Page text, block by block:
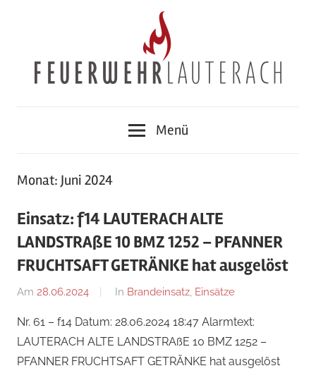
Lauterach
Menü
Monat: Juni 2024
Einsatz: f14 LAUTERACH ALTE
LANDSTRAßE 10 BMZ 1252 – PFANNER
FRUCHTSAFT GETRÄNKE hat ausgelöst
Am 28.06.2024
Von
Steiner
In Brandeinsatz Einsätze
Nr. 61 – f14 Datum: 28.06.2024 18:47 Alarmtext:
LAUTERACH ALTE LANDSTRAßE 10 BMZ 1252 –
PFANNER FRUCHTSAFT GETRÄNKE hat ausgelöst